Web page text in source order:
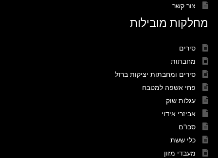
צור קשר
מחלקות מובילות
סירים
מחבתות
סירים ומחבתות יציקות ברזל
פחי אשפה למטבח
עגלות שוק
אביזרי אידוי
סכו"ם
כלי ששת
מעבדי מזון